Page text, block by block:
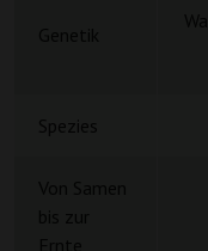
Spezies